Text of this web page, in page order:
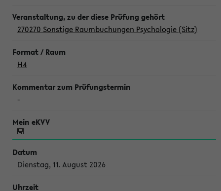
270270 Sonstige Raumbuchungen Psychologie (Sitz)
H4
-
Dienstag, 11. August 2026